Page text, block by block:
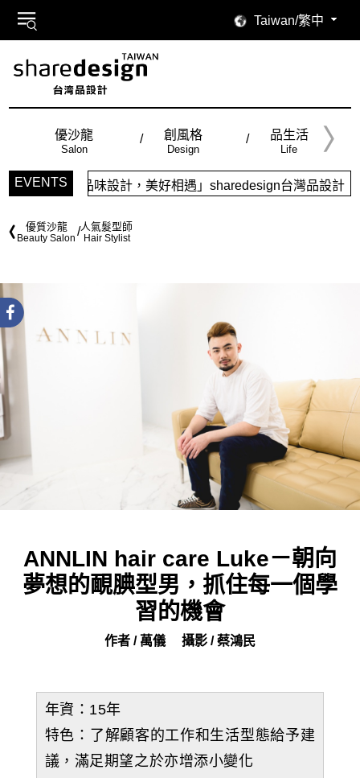
Taiwan/繁中
優沙龍
Salon
創風格
Design
品生活
Life
EVENTS
「品味設計，美好相遇」sharedesign台灣品設計，五大特
優質沙龍
Beauty Salon
人氣髮型師
Hair Stylist
ANNLIN hair care Luke－朝向
夢想的靦腆型男，抓住每一個學
習的機會
作者 / 萬儀 攝影 / 蔡鴻民
年資：15年
特色：了解顧客的工作和生活型態給予建
議，滿足期望之於亦增添小變化